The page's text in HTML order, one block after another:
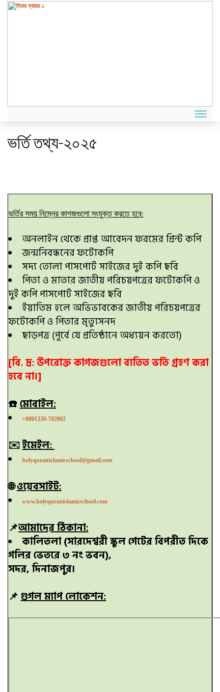
ভর্তি তথ্য-২০২৫
ভর্তির সময় নিম্নের কাগজগুলো সংযুক্ত করতে হবে:
অনলাইন থেকে প্রাপ্ত আবেদন ফরমের প্রিন্ট কপি
জন্মনিবন্ধনের ফটোকপি
সদ্য তোলা পাসপোর্ট সাইজের দুই কপি ছবি
পিতা ও মাতার জাতীয় পরিচয়পত্রের ফটোকপি ও
দুই কপি পাসপোর্ট সাইজের ছবি
ইয়াতিম হলে অভিভাবকের জাতীয় পরিচয়পত্রের
ফটোকপি ও পিতার মৃত্যুসনদ
ছাড়পত্র (পূর্বে যে প্রতিষ্ঠানে অধ্যয়ন করতো)
[বি. দ্র: উপরোক্ত কাগজগুলো ব্যতিত ভর্তি গ্রহণ করা
হবে না।]
☎️মোবাইল:
+8801330-702002
✉️ইমেইল:
holyquranislamicschool@gmail.com
🌐ওয়েবসাইট:
www.holyquranislamicschool.com
📌আমাদের ঠিকানা:
কালিতলা (সারদেশ্বরী স্কুল গেটের বিপরীত দিকে
গলির ভেতরে ৩ নং ভবন),
সদর, দিনাজপুর।
📌গুগল ম্যাপ লোকেশন: